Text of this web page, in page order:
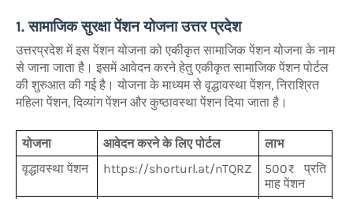
1. सामाजिक सुरक्षा पेंशन योजना उत्तर प्रदेश
उत्तरप्रदेश में इस पेंशन योजना को एकीकृत सामाजिक पेंशन योजना के नाम
से जाना जाता है। इसमें आवेदन करने हेतु एकीकृत सामाजिक पेंशन पोर्टल
की शुरुआत की गई है। योजना के माध्यम से वृद्धावस्था पेंशन, निराश्रित
महिला पेंशन, दिव्यांग पेंशन और कुष्ठावस्था पेंशन दिया जाता है।
योजना आवेदन करने के लिए पोर्टल
लाभ
वृद्धावस्था पेंशन
https://shorturl.at/nTQRZ
500₹ प्रति
माह पेंशन